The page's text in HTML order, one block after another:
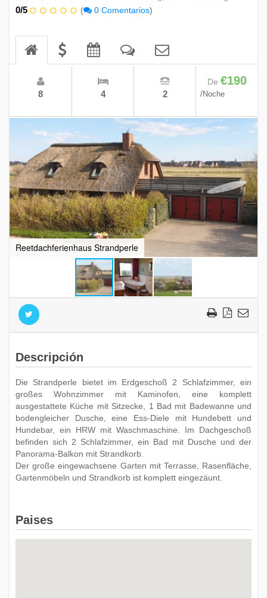
0/5 ( 0 Comentarios)
8 4 2
De €190
/Noche
Reetdachferienhaus Strandperle
Descripción
Die Strandperle bietet im Erdgeschoß 2 Schlafzimmer, ein
großes Wohnzimmer mit Kaminofen, eine komplett
ausgestattete Küche mit Sitzecke, 1 Bad mit Badewanne und
bodengleicher Dusche, eine Ess-Diele mit Hundebett und
Hundebar, ein HRW mit Waschmaschine. Im Dachgeschoß
befinden sich 2 Schlafzimmer, ein Bad mit Dusche und der
Panorama-Balkon mit Strandkorb.
Der große eingewachsene Garten mit Terrasse, Rasenfläche,
Gartenmöbeln und Strandkorb ist komplett eingezäunt.
Paises